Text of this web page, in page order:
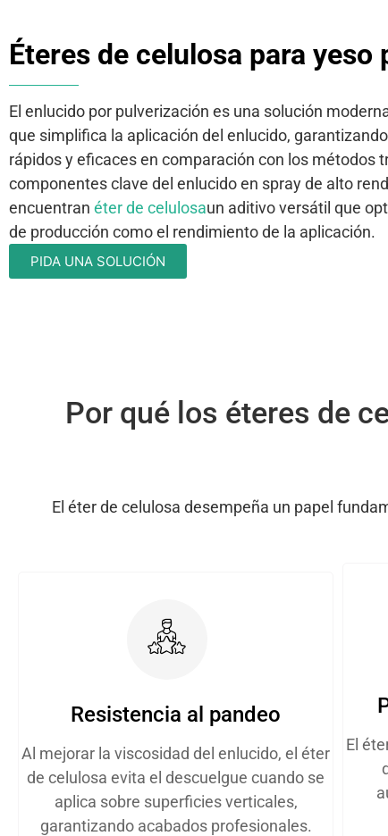
Éteres de celulosa para yeso
El enlucido por pulverización es una solución
que simplifica la aplicación del enlucido,
rápidos y eficaces en comparación con los métodos
componentes clave del enlucido en spray de alto
encuentran éter de celulosaun aditivo versátil que
de producción como el rendimiento de la aplicación.
PIDA UNA SOLUCIÓN
Por qué los éteres de
El éter de celulosa desempeña un papel
Resistencia al pandeo
Al mejorar la viscosidad del enlucido, el éter
de celulosa evita el descuelgue cuando se
aplica sobre superficies verticales,
garantizando acabados profesionales.
El